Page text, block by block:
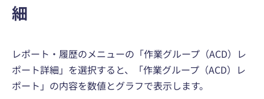
細
レポート・履歴のメニューの「作業グループ（ACD）レ
ポート詳細」を選択すると、「作業グループ（ACD）レ
ポート」の内容を数値とグラフで表示します。